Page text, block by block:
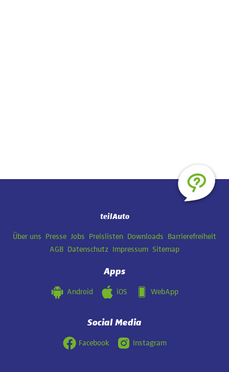
teilAuto
Navigation
überspringen
Über uns Presse Jobs Preislisten Downloads
Barrierefreiheit
AGB Datenschutz Impressum Sitemap
Apps
Android iOS WebApp
Social Media
Facebook Instagram